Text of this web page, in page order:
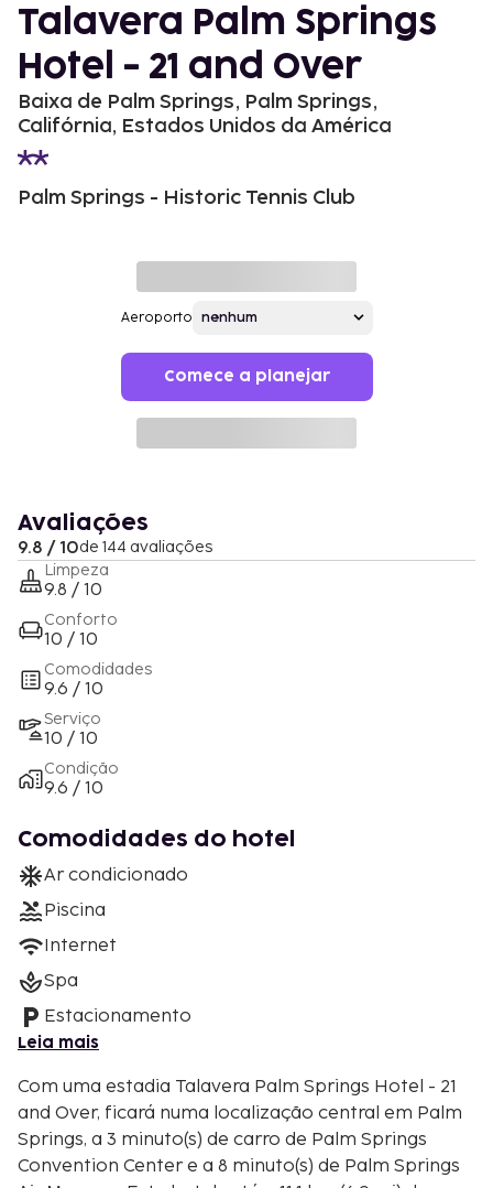
Talavera Palm Springs
Hotel - 21 and Over
Baixa de Palm Springs, Palm Springs,
Califórnia, Estados Unidos da América
Palm Springs - Historic Tennis Club
Aeroporto
Comece a planejar
Avaliações
9.8 / 10de 144 avaliações
Limpeza
9.8 / 10
Conforto
10 / 10
Comodidades
9.6 / 10
Serviço
10 / 10
Condição
9.6 / 10
Comodidades do hotel
Ar condicionado
Piscina
Internet
Spa
Estacionamento
Leia mais
Com uma estadia Talavera Palm Springs Hotel - 21
and Over, ficará numa localização central em Palm
Springs, a 3 minuto(s) de carro de Palm Springs
Convention Center e a 8 minuto(s) de Palm Springs